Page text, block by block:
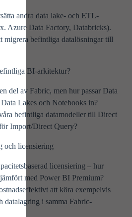
andra data lake- och ETL-
Azure Data Factory, Databricks).
migrera befintliga datalösningar till
BI-arkitektur?
del av Fabric, men hur passar Data
Data Lakes och Notebooks in?
befintliga datamodeller till Direct
Import/Direct Query?
och licensiering
licensiering – hur
med Power BI Premium?
att köra exempelvis
datalagring i samma Fabric-